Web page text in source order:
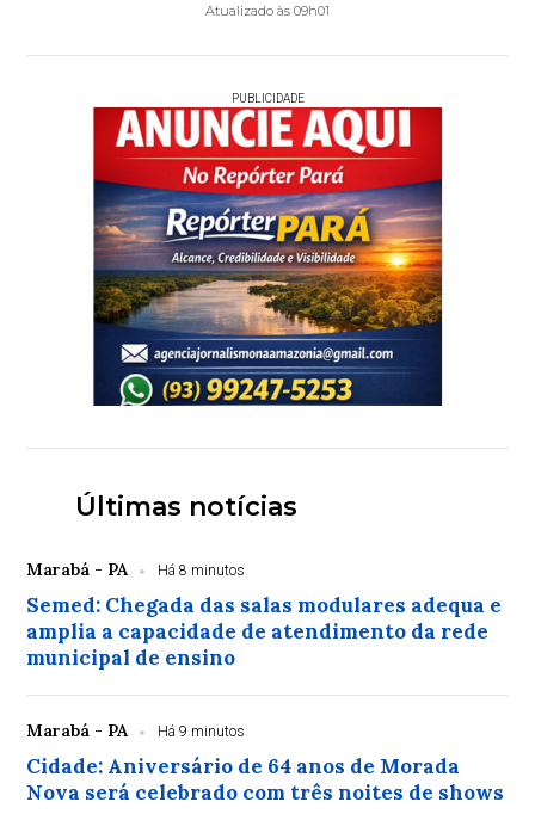
Atualizado às 09h01
PUBLICIDADE
Últimas notícias
Marabá - PA Há 8 minutos
Semed: Chegada das salas modulares adequa e
amplia a capacidade de atendimento da rede
municipal de ensino
Marabá - PA Há 9 minutos
Cidade: Aniversário de 64 anos de Morada
Nova será celebrado com três noites de shows